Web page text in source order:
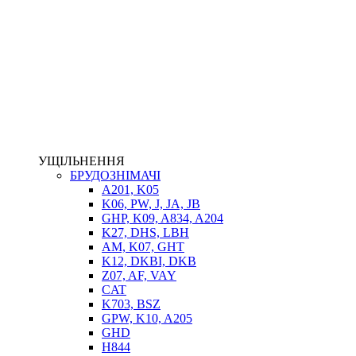
ВТУЛКИ
УЩІЛЬНЕННЯ
БРУДОЗНІМАЧІ
A201, K05
K06, PW, J, JA, JB
GHP, K09, A834, A204
K27, DHS, LBH
AM, K07, GHT
K12, DKBI, DKB
Z07, AF, VAY
CAT
K703, BSZ
GPW, K10, A205
GHD
H844